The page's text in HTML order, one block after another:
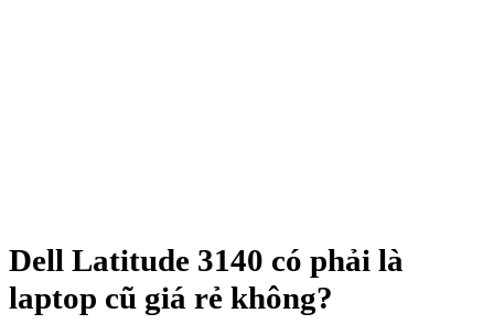
Dell Latitude 3140 có phải là
laptop cũ giá rẻ không?